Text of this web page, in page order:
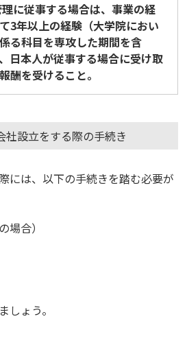
に従事する場合は、事業の経
3年以上の経験（大学院におい
る科目を専攻した期間を含
日本人が従事する場合に受け取
酬を受けること。
社設立をする際の手続き
には、以下の手続きを踏む必要が
合）
しょう。